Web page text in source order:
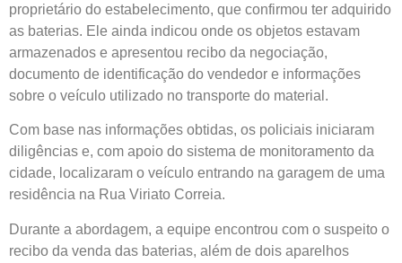
proprietário do estabelecimento, que confirmou ter adquirido
as baterias. Ele ainda indicou onde os objetos estavam
armazenados e apresentou recibo da negociação,
documento de identificação do vendedor e informações
sobre o veículo utilizado no transporte do material.
Com base nas informações obtidas, os policiais iniciaram
diligências e, com apoio do sistema de monitoramento da
cidade, localizaram o veículo entrando na garagem de uma
residência na Rua Viriato Correia.
Durante a abordagem, a equipe encontrou com o suspeito o
recibo da venda das baterias, além de dois aparelhos